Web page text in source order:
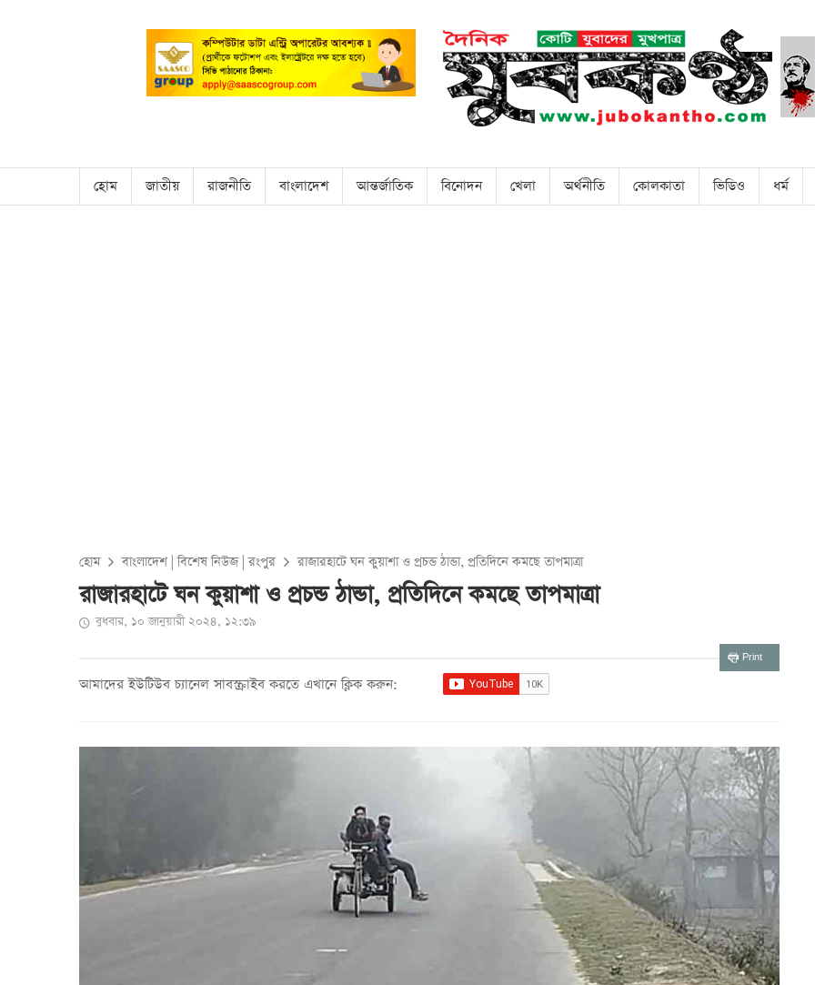
হোম জাতীয় রাজনীতি বাংলাদেশ আন্তর্জাতিক বিনোদন খেলা অর্থনীতি কোলকাতা ভিডিও ধর্ম
হোম বাংলাদেশ|বিশেষ নিউজ|রংপুর রাজারহাটে ঘন কুয়াশা ও প্রচন্ড ঠান্ডা, প্রতিদিনে কমছে তাপমাত্রা
রাজারহাটে ঘন কুয়াশা ও প্রচন্ড ঠান্ডা, প্রতিদিনে কমছে তাপমাত্রা
বুধবার, ১০ জানুয়ারী ২০২৪, ১২:৩৯
Print
আমাদের ইউটিউব চ্যানেল সাবস্ক্রাইব করতে এখানে ক্লিক করুন: